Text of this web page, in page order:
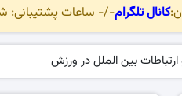
کانال تلگرام-/- ساعات پشتیبانی: شنبه تا
بین الملل در ورزش